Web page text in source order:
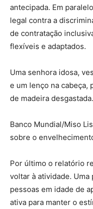
antecipada. Em
legal contra a
de contratação
flexíveis e adaptados.
Uma senhora idosa,
e um lenço na cabeça,
de madeira desgastada.
Banco Mundial/Miso
sobre o
Por último o relatório
voltar à atividade.
pessoas em idade de
ativa para manter o